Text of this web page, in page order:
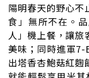
陽明春天的野心不
食」無所不在。
人」機上餐，讓
美味；同時進軍7-
出塔香杏鮑菇紅麴